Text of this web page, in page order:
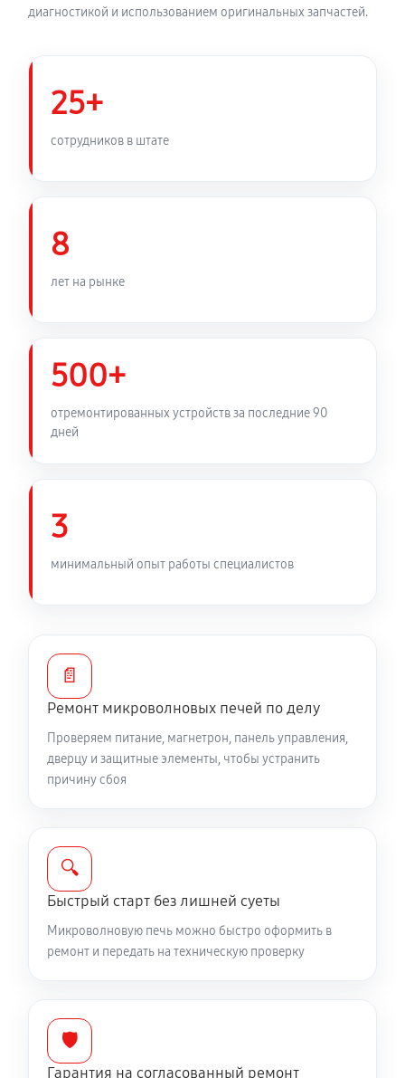
Замена блока управления
Ремонт механизма открывания двери
диагностикой и использованием оригинальных запчастей.
25+
сотрудников в штате
8
лет на рынке
500+
отремонтированных устройств за последние 90
дней
3
минимальный опыт работы специалистов
📄
Ремонт микроволновых печей по делу
Проверяем питание, магнетрон, панель управления,
дверцу и защитные элементы, чтобы устранить
причину сбоя
🔍
Быстрый старт без лишней суеты
Микроволновую печь можно быстро оформить в
ремонт и передать на техническую проверку
🛡️
Гарантия на согласованный ремонт